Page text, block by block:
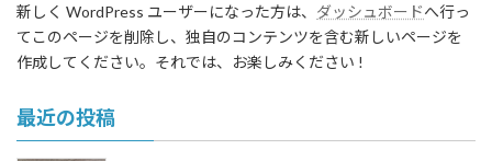
新しく WordPress ユーザーになった方は、 ダッシュボードへ行っ
てこのページを削除し、独自のコンテンツを含む新しいページを
作成してください。それでは、お楽しみください !
最近の投稿